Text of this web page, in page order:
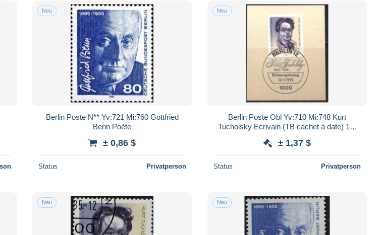
Neu
Berlin Poste N** Yv:721 Mi:760 Gottfried
Benn Poète
± 0,86 $
Status Privatperson
Neu
Berlin Poste Obl Yv:710 Mi:748 Kurt
Tucholsky Ecrivain (TB cachet à date) 12-
± 1,37 $
Status Privatperson
Neu Neu